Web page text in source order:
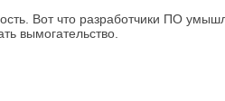
Вот что разработчики ПО
вымогательство.